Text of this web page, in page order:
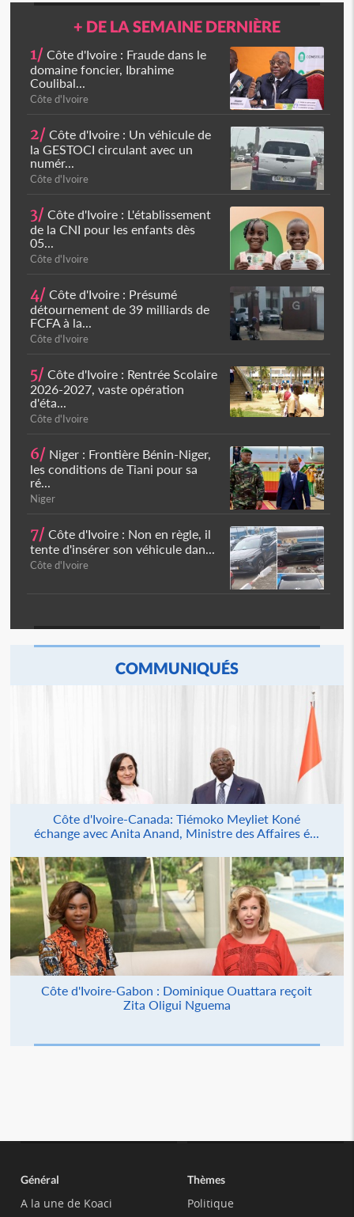
+ DE LA SEMAINE DERNIÈRE
1/ Côte d'Ivoire : Fraude dans le
domaine foncier, Ibrahime
Coulibal...
Côte d'Ivoire
2/ Côte d'Ivoire : Un véhicule de
la GESTOCI circulant avec un
numér...
Côte d'Ivoire
3/ Côte d'Ivoire : L'établissement
de la CNI pour les enfants dès
05...
Côte d'Ivoire
4/ Côte d'Ivoire : Présumé
détournement de 39 milliards de
FCFA à la...
Côte d'Ivoire
5/ Côte d'Ivoire : Rentrée Scolaire
2026-2027, vaste opération
d'éta...
Côte d'Ivoire
6/ Niger : Frontière Bénin-Niger,
les conditions de Tiani pour sa
ré...
Niger
7/ Côte d'Ivoire : Non en règle, il
tente d'insérer son véhicule dan...
Côte d'Ivoire
COMMUNIQUÉS
Côte d'Ivoire-Canada: Tiémoko Meyliet Koné
échange avec Anita Anand, Ministre des Affaires é...
Côte d'Ivoire-Gabon : Dominique Ouattara reçoit
Zita Oligui Nguema
Général
A la une de Koaci
Thèmes
Politique